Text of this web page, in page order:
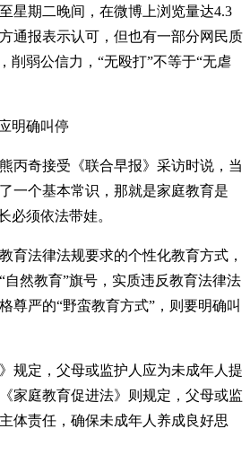
星期二晚间，在微博上浏览量达4.3
通报表示认可，但也有一部分网民质
削弱公信力，“无殴打”不等于“无虐
明确叫停
丙奇接受《联合早报》采访时说，当
一个基本常识，那就是家庭教育是
必须依法带娃。
育法律法规要求的个性化教育方式，
自然教育”旗号，实质违反教育法律法
尊严的“野蛮教育方式”，则要明确叫
规定，父母或监护人应为未成年人提
家庭教育促进法》则规定，父母或监
体责任，确保未成年人养成良好思